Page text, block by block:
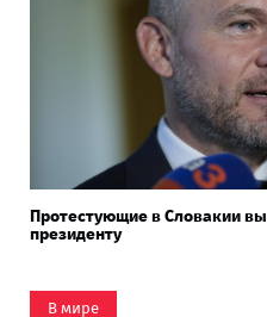
Протестующие в Словакии
президенту
В мире